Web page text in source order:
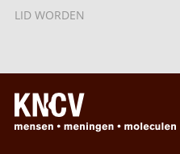
LID WORDEN